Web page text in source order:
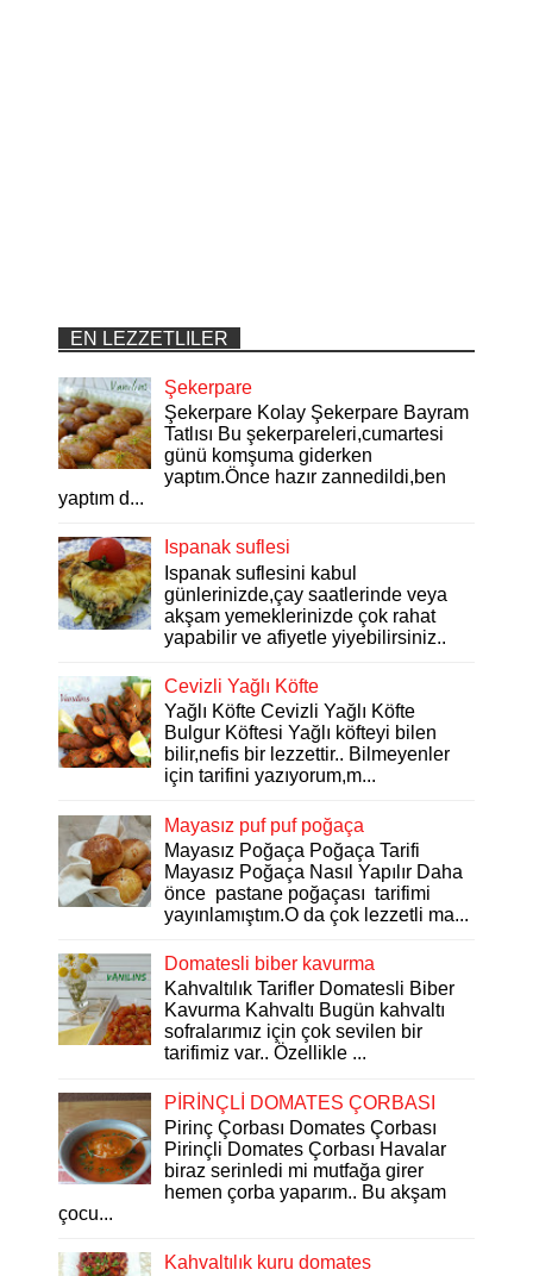
EN LEZZETLILER
Şekerpare
Şekerpare Kolay Şekerpare Bayram
Tatlısı Bu şekerpareleri,cumartesi
günü komşuma giderken
yaptım.Önce hazır zannedildi,ben
yaptım d...
Ispanak suflesi
Ispanak suflesini kabul
günlerinizde,çay saatlerinde veya
akşam yemeklerinizde çok rahat
yapabilir ve afiyetle yiyebilirsiniz..
Cevizli Yağlı Köfte
Yağlı Köfte Cevizli Yağlı Köfte
Bulgur Köftesi Yağlı köfteyi bilen
bilir,nefis bir lezzettir.. Bilmeyenler
için tarifini yazıyorum,m...
Mayasız puf puf poğaça
Mayasız Poğaça Poğaça Tarifi
Mayasız Poğaça Nasıl Yapılır Daha
önce pastane poğaçası tarifimi
yayınlamıştım.O da çok lezzetli ma...
Domatesli biber kavurma
Kahvaltılık Tarifler Domatesli Biber
Kavurma Kahvaltı Bugün kahvaltı
sofralarımız için çok sevilen bir
tarifimiz var.. Özellikle ...
PİRİNÇLİ DOMATES ÇORBASI
Pirinç Çorbası Domates Çorbası
Pirinçli Domates Çorbası Havalar
biraz serinledi mi mutfağa girer
hemen çorba yaparım.. Bu akşam
çocu...
Kahvaltılık kuru domates